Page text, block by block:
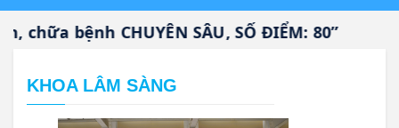
navigation
SÂU, SỐ ĐIỂM: 80”
KHOA LÂM SÀNG